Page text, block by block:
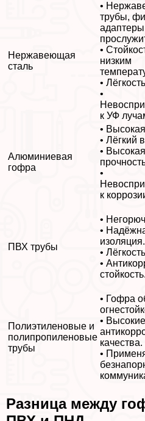
Нержавеющая
сталь
•
трубы,
адаптеры
•
низким
•
•
к УФ
Алюминиевая
гофра
•
• Лёгкий
• Высокая
•
к
ПВХ трубы
•
•
изоляция.
•
•
стойкость.
Полиэтиленовые и
полипропиленовые
трубы
• Гофра
• Высокие
качества.
•
Разница между